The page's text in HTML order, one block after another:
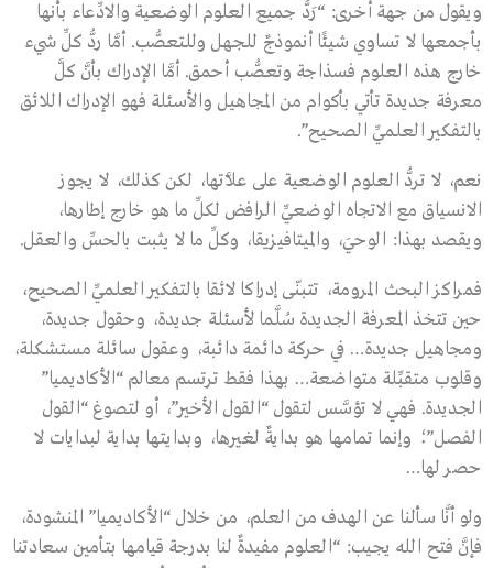
ويقول من جهة أخرى: “رَدُّ جميع العلوم الوضعية والادِّعاء بأنها
بأجمعها لا تساوي شيئًا أنموذجٌ للجهل وللتعصُّب. أمَّا ردُّ كلِّ شيء
خارج هذه العلوم فسذاجة وتعصُّب أحمق. أمَّا الإدراك بأنَّ كلَّ
معرفة جديدة تأتي بأكوام من المجاهيل والأسئلة فهو الإدراك اللائق
بالتفكير العلميِّ الصحيح”.
نعم، لا تردُّ العلوم الوضعية على علاَّتها، لكن كذلك، لا يجوز
الانسياق مع الاتجاه الوضعيِّ الرافض لكلِّ ما هو خارج إطارها،
ويقصد بهذا: الوحيَ، والميتافيزيقا، وكلِّ ما لا يثبت بالحسِّ والعقل.
فمراكز البحث المرومة، تتبنّى إدراكا لائقا بالتفكير العلميِّ الصحيح،
حين تتخذ المعرفة الجديدة سُلَّما لأسئلة جديدة، وحقول جديدة،
ومجاهيل جديدة… في حركة دائمة دائبة، وعقول سائلة مستشكلة،
وقلوب متقبِّلة متواضعة… بهذا فقط ترتسم معالم “الأكاديميا”
الجديدة. فهي لا تؤسَّس لتقول “القول الأخير”، أو لتصوغ “القول
الفصل”؛ وإنما تمامها هو بدايةٌ لغيرها، وبدايتها بداية لبدايات لا
حصر لها…
ولو أنَّا سألنا عن الهدف من العلم، من خلال “الأكاديميا” المنشودة،
فإنَّ فتح الله يجيب: “العلوم مفيدةٌ لنا بدرجة قيامها بتأمين سعادتنا